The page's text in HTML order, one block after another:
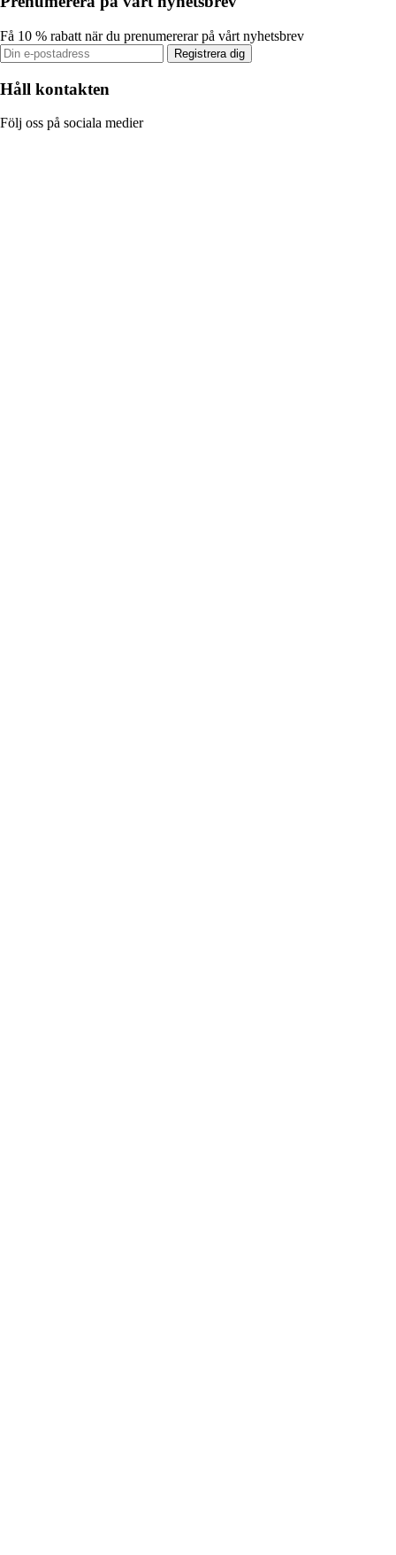
Få 10 % rabatt när du prenumererar på vårt nyhetsbrev
Registrera dig
Håll kontakten
Följ oss på sociala medier